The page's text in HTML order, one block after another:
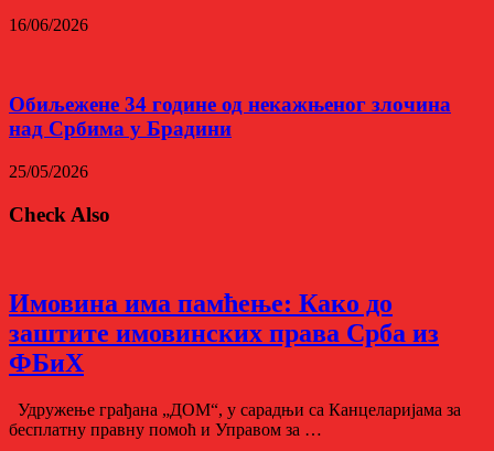
16/06/2026
Обиљежене 34 године од некажњеног злочина
над Србима у Брадини
25/05/2026
Check Also
Имовина има памћење: Како до
заштите имовинских права Срба из
ФБиХ
Удружење грађана „ДОМ“, у сарадњи са Канцеларијама за
бесплатну правну помоћ и Управом за …